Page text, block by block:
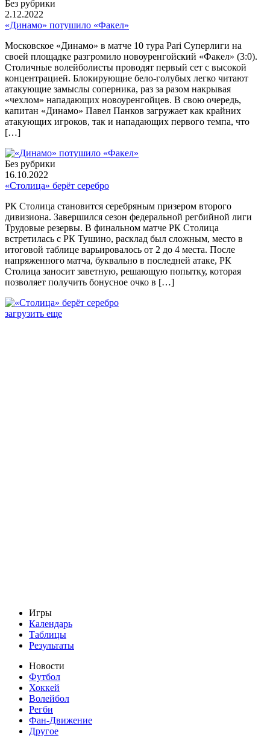
Без рубрики
2.12.2022
«Динамо» потушило «Факел»
Московское «Динамо» в матче 10 тура Pari Суперлиги на
своей площадке разгромило новоуренгойский «Факел» (3:0).
Столичные волейболисты проводят первый сет с высокой
концентрацией. Блокирующие бело-голубых легко читают
атакующие замыслы соперника, раз за разом накрывая
«чехлом» нападающих новоуренгойцев. В свою очередь,
капитан «Динамо» Павел Панков загружает как крайних
атакующих игроков, так и нападающих первого темпа, что
[…]
Без рубрики
16.10.2022
«Столица» берёт серебро
РК Столица становится серебряным призером второго
дивизиона. Завершился сезон федеральной регбийной лиги
Трудовые резервы. В финальном матче РК Столица
встретилась с РК Тушино, расклад был сложным, место в
итоговой таблице варьировалось от 2 до 4 места. После
напряженного матча, буквально в последней атаке, РК
Столица заносит заветную, решающую попытку, которая
позволяет получить бонусное очко в […]
загрузить еще
Игры
Календарь
Таблицы
Результаты
Новости
Футбол
Хоккей
Волейбол
Регби
Фан-Движение
Другое